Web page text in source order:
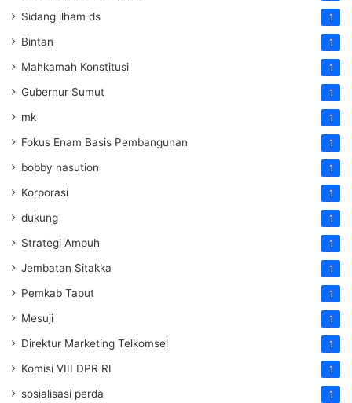
Sidang ilham ds 1
Bintan 1
Mahkamah Konstitusi 1
Gubernur Sumut 1
mk 1
Fokus Enam Basis Pembangunan 1
bobby nasution 1
Korporasi 1
dukung 1
Strategi Ampuh 1
Jembatan Sitakka 1
Pemkab Taput 1
Mesuji 1
Direktur Marketing Telkomsel 1
Komisi VIII DPR RI 1
sosialisasi perda 1